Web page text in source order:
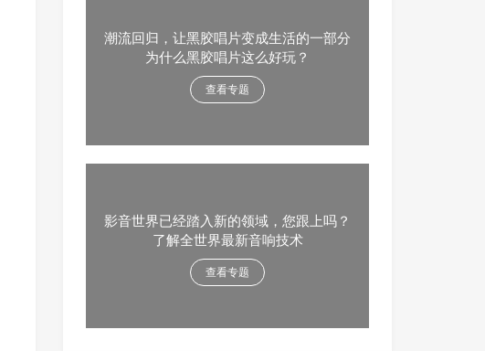
潮流回归，让黑胶唱片变成生活的一部分
为什么黑胶唱片这么好玩？
查看专题
影音世界已经踏入新的领域，您跟上吗？
了解全世界最新音响技术
查看专题